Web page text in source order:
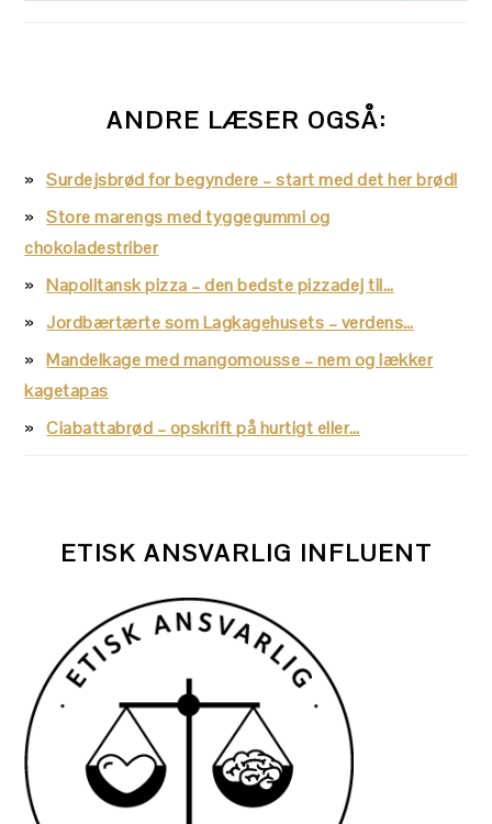
ANDRE LÆSER OGSÅ:
Surdejsbrød for begyndere – start med det her brød!
Store marengs med tyggegummi og
chokoladestriber
Napolitansk pizza – den bedste pizzadej til…
Jordbærtærte som Lagkagehusets – verdens…
Mandelkage med mangomousse – nem og lækker
kagetapas
Ciabattabrød – opskrift på hurtigt eller…
ETISK ANSVARLIG INFLUENT